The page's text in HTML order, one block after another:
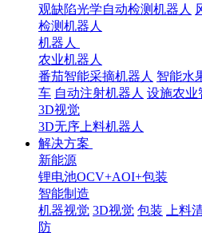
观缺陷光学自动检测机器人
检测机器人
机器人
农业机器人
番茄智能采摘机器人 智能水
车 自动注射机器人 设施农业
3D视觉
3D无序上料机器人
解决方案
新能源
锂电池OCV+AOI+包装
智能制造
机器视觉 3D视觉 包装 上料
防